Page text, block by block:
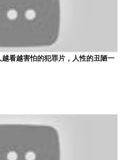
越看越害怕的犯罪片，人性的丑陋一